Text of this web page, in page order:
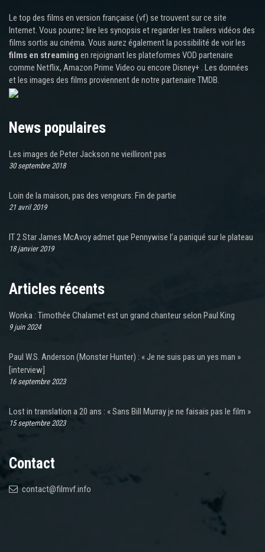
Le top des films en version française (vf) se trouvent sur ce site
Internet. Vous pourrez lire les synopsis et regarder les trailers vidéos des
films sortis au cinéma. Vous aurez également la possibilité de voir les
films en streaming en rejoignant les plateformes VOD partenaire
comme Netflix, Amazon Prime Video ou encore Disney+ . Les données
et les images des films proviennent de notre partenaire TMDB.
News populaires
Les images de Peter Jackson ne vieilliront pas
30 septembre 2018
Loin de la maison, pas des vengeurs: Fin de partie
21 avril 2019
IT 2 Star James McAvoy admet que Pennywise l’a paniqué sur le plateau
18 janvier 2019
Articles récents
Wonka : Timothée Chalamet est un grand chanteur selon Paul King
9 juin 2024
Paul W.S. Anderson (Monster Hunter) : « Je ne suis pas un yes man »
[interview]
16 septembre 2023
Lost in translation a 20 ans : « Sans Bill Murray je ne faisais pas le film »
15 septembre 2023
Contact
contact@filmvf.info